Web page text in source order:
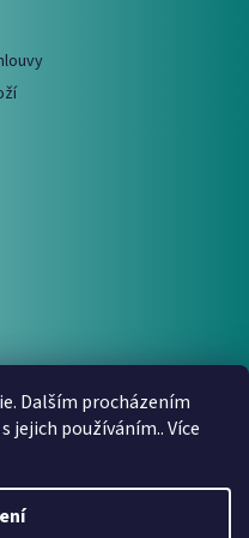
Dalším procházením
jejich používáním.. Více